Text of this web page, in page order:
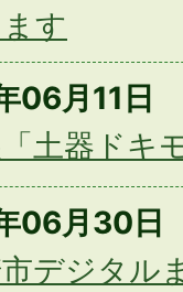
ィング」
金を受け
す
06月11日
土器ドキ
06月30日
デジタル